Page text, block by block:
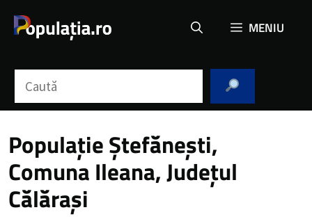
MENIU
Populație Ștefănești,
Comuna Ileana, Județul
Călărași